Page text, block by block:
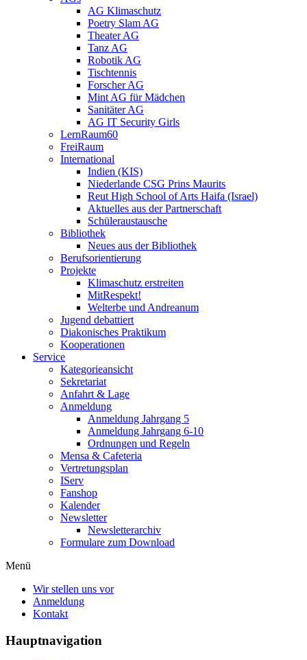
AG Klimaschutz
Poetry Slam AG
Theater AG
Tanz AG
Robotik AG
Tischtennis
Forscher AG
Mint AG für Mädchen
Sanitäter AG
AG IT Security Girls
LernRaum60
FreiRaum
International
Indien (KIS)
Niederlande CSG Prins Maurits
Reut High School of Arts Haifa (Israel)
Aktuelles aus der Partnerschaft
Schüleraustausche
Bibliothek
Neues aus der Bibliothek
Berufsorientierung
Projekte
Klimaschutz erstreiten
MitRespekt!
Welterbe und Andreanum
Jugend debattiert
Diakonisches Praktikum
Kooperationen
Service
Kategorieansicht
Sekretariat
Anfahrt & Lage
Anmeldung
Anmeldung Jahrgang 5
Anmeldung Jahrgang 6-10
Ordnungen und Regeln
Mensa & Cafeteria
Vertretungsplan
IServ
Fanshop
Kalender
Newsletter
Newsletterarchiv
Formulare zum Download
Menü
Wir stellen uns vor
Anmeldung
Kontakt
Hauptnavigation